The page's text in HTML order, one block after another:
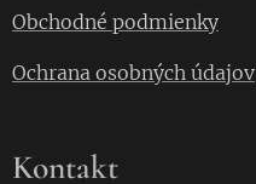
Obchodné podmienky
Ochrana osobných údajov
Kontakt